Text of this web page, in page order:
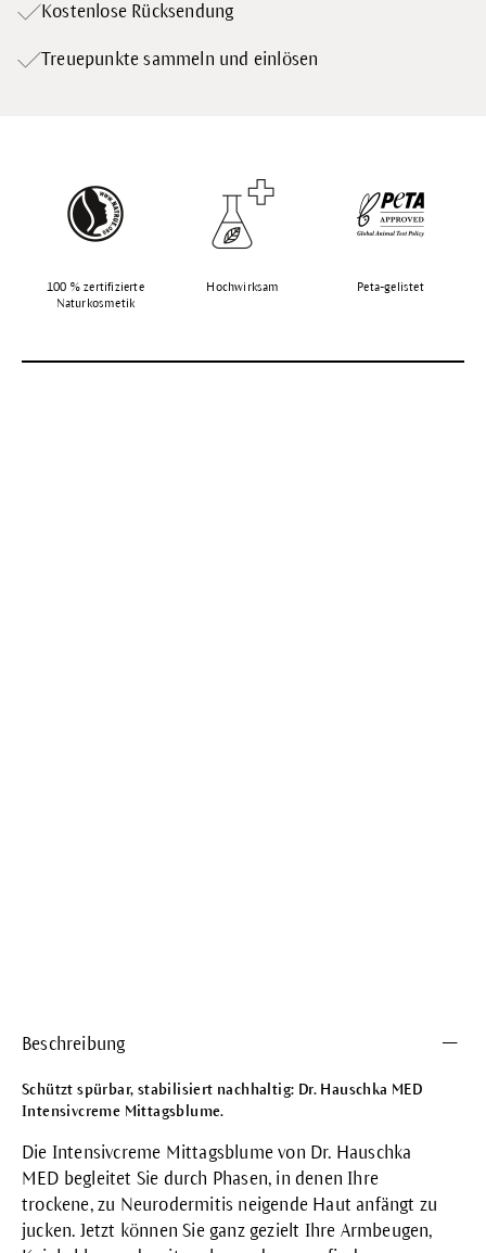
Kostenlose Rücksendung
Treuepunkte sammeln und einlösen
100 % zertifizierte
Naturkosmetik
Hochwirksam Peta-gelistet
Beschreibung
Schützt spürbar, stabilisiert nachhaltig: Dr. Hauschka MED
Intensivcreme Mittagsblume.
Die Intensivcreme Mittagsblume von Dr. Hauschka
MED begleitet Sie durch Phasen, in denen Ihre
trockene, zu Neurodermitis neigende Haut anfängt zu
jucken. Jetzt können Sie ganz gezielt Ihre Armbeugen,